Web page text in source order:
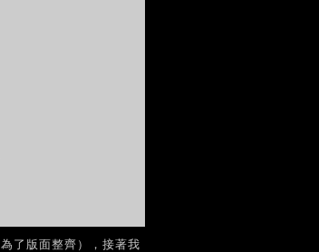
了版面整齊），接著我